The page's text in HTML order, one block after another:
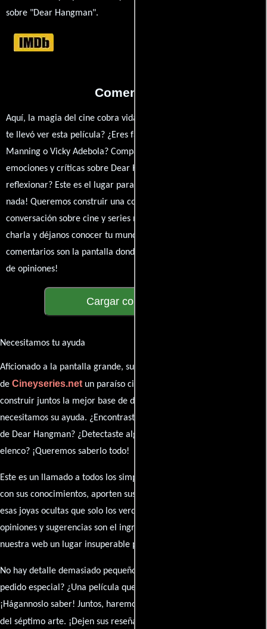
sobre "Dear Hangman".
Comentarios
Aquí, la magia del cine cobra vida a través de tus opiniones. ¿Qué
te llevó ver esta película? ¿Eres fan de Liam Thomas-Burke, Ben
Manning o Vicky Adebola? Comparte tus pensamientos,
emociones y críticas sobre Dear Hangman. ¿Te hizo reír, llorar o
reflexionar? Este es el lugar para expresarlo. ¡No te guardes
nada! Queremos construir una comunidad apasionada donde la
conversación sobre cine y series nunca se detenga. Únete a la
charla y déjanos conocer tu mundo cinematográfico. ¡Los
comentarios son la pantalla donde se proyecta nuestra diversidad
de opiniones!
Cargar comentarios
Necesitamos tu ayuda
Aficionado a la pantalla grande, su participación es clave para hacer
de Cineyseries.netun paraíso cinéfilo completo. Queremos
construir juntos la mejor base de datos cinematográfica, pero
necesitamos su ayuda. ¿Encontraste algún dato faltante en la ficha
de Dear Hangman? ¿Detectaste algún error en la sinopsis o el
elenco? ¡Queremos saberlo todo!
Este es un llamado a todos los simpatizantes del cine: contribuyan
con sus conocimientos, aporten sus descubrimientos y compartan
esas joyas ocultas que solo los verdaderos fanáticos conocen. Sus
opiniones y sugerencias son el ingrediente secreto que hará de
nuestra web un lugar insuperable para los amantes del celuloide.
No hay detalle demasiado pequeño ni opinión insignificante. ¿Algún
pedido especial? ¿Una película que sueñas con ver reseñada?
¡Hágannoslo saber! Juntos, haremos de esta comunidad el epicentro
del séptimo arte. ¡Dejen sus reseña en la